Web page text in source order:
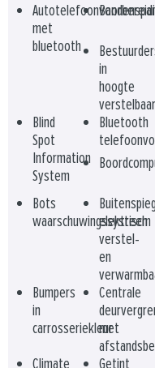
met
bluetooth
in
hoogte
verstelbaar
Blind
Spot
Information
System
Bluetooth
Bots
waarschuwingssysteem
elektrisch
verstel-
en
Bumpers
in
carrosseriekleur
Centrale
met